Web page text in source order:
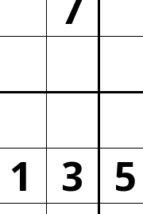
1
3 5